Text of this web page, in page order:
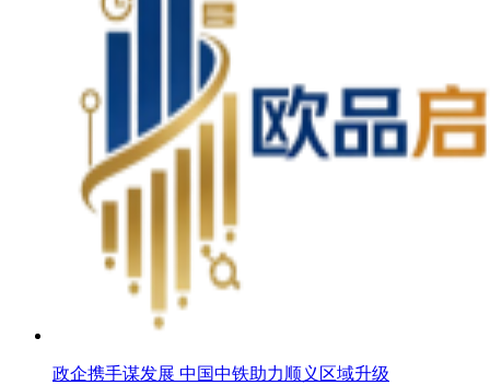
政企携手谋发展 中国中铁助力顺义区域升级